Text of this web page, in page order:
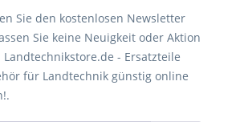
Sie den kostenlosen Newsletter
Sie keine Neuigkeit oder Aktion
Landtechnikstore.de - Ersatzteile
für Landtechnik günstig online